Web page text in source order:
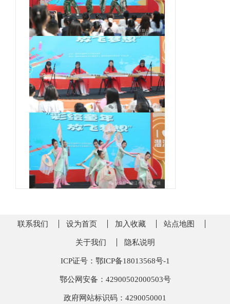
联系我们 设为首页 加入收藏 站点地图
关于我们 隐私说明
ICP证号：鄂ICP备18013568号-1
鄂公网安备：42900502000503号
政府网站标识码：4290050001